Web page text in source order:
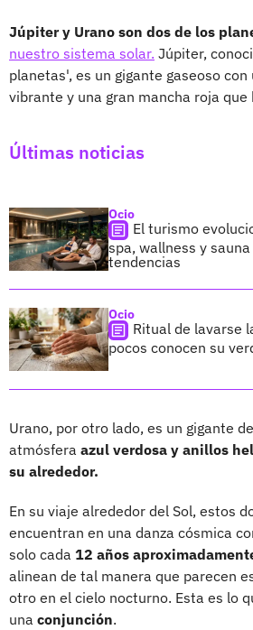
Júpiter y Urano son dos de los
nuestro sistema solar. Júpiter,
planetas', es un gigante gaseoso
vibrante y una gran mancha roja que
Últimas noticias
Ocio
El turismo
spa, wallness y
tendencias
Ocio
Ritual de lavarse
pocos conocen su
Urano, por otro lado, es un gigante
atmósfera azul verdosa y anillos
su alrededor.
En su viaje alrededor del Sol, estos
encuentran en una danza cósmica
solo cada 12 años
alinean de tal manera que parecen
otro en el cielo nocturno. Esta es lo
una conjunción.